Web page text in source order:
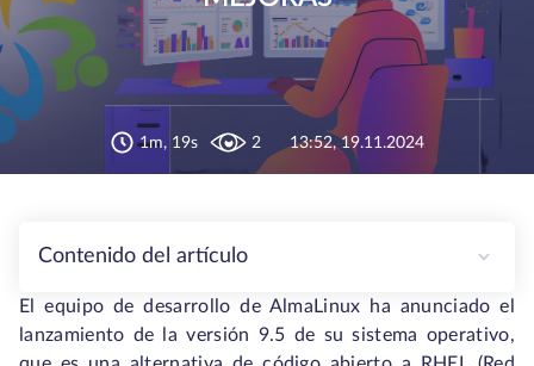
1m, 19s 2 13:52, 19.11.2024
Contenido del artículo
El equipo de desarrollo de AlmaLinux ha anunciado el
lanzamiento de la versión 9.5 de su sistema operativo,